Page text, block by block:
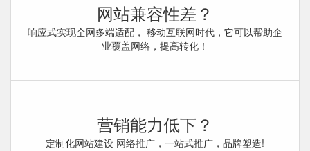
网站兼容性差？
响应式实现全网多端适配， 移动互联网时代，它可以帮助企
业覆盖网络，提高转化！
营销能力低下？
定制化网站建设 网络推广，一站式推广，品牌塑造!